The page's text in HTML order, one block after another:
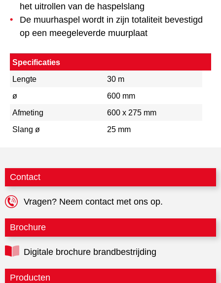
Contact
Vragen? Neem contact met ons op.
Brochure
Digitale brochure brandbestrijding
Producten
het uitrollen van de haspelslang
De muurhaspel wordt in zijn totaliteit bevestigd
op een meegeleverde muurplaat
Specificaties
Lengte
30 m
ø
600 mm
Afmeting
600 x 275 mm
Slang ø
25 mm